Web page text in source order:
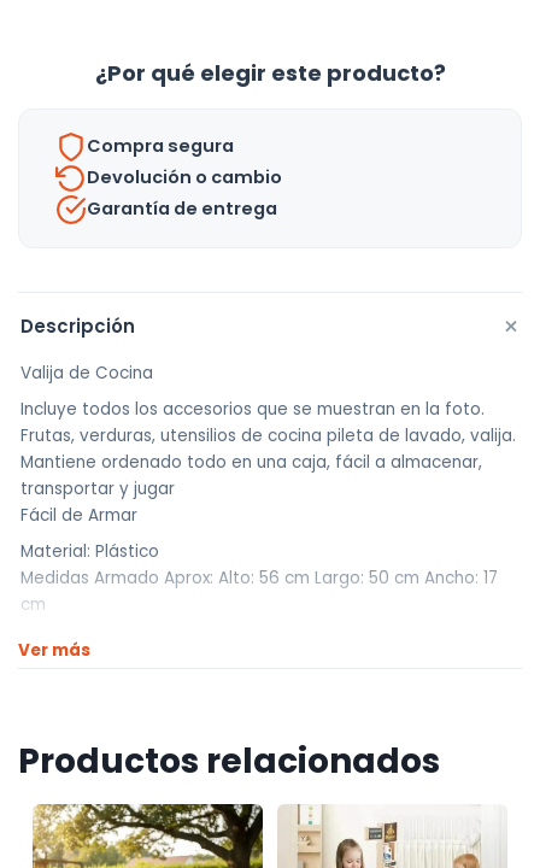
Maletínchef
Niña
cantidad
¿Por qué elegir este producto?
Compra segura
Devolución o cambio
Garantía de entrega
Descripción +
Valija de Cocina
Incluye todos los accesorios que se muestran en la foto.
Frutas, verduras, utensilios de cocina pileta de lavado, valija.
Mantiene ordenado todo en una caja, fácil a almacenar,
transportar y jugar
Fácil de Armar
Material: Plástico
Medidas Armado Aprox: Alto: 56 cm Largo: 50 cm Ancho: 17
cm
Somos UNIVERSO HOBBY !!
Traemos la mejor calidad a los mejores precios.
Realizamos envíos a todo el país
Envíos Flex en el día.
Envíos al interior por agencia (dejamos tus artículos en
Ver más
Productos relacionados